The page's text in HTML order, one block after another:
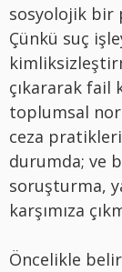
sosyolojik bir
Çünkü suç
çıkararak fail
toplumsal
ceza
durumda; ve
soruşturma,
karşımıza
Öncelikle